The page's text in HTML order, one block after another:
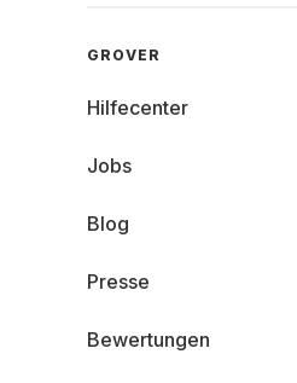
GROVER
Hilfecenter
Jobs
Blog
Presse
Bewertungen